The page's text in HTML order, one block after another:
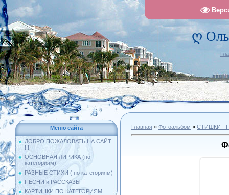
ღ
Меню сайта
ДОБРО ПОЖАЛОВАТЬ НА САЙТ
!!!
ОСНОВНАЯ ЛИРИКА (по
категориям)
РАЗНЫЕ СТИХИ ( по категориям)
ПЕСНИ и РАССКАЗЫ
КАРТИНКИ ПО КАТЕГОРИЯМ
Главная » Фотоальбом » СТИШКИ -